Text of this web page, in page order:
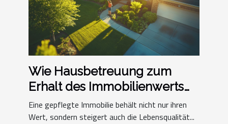
Wie Hausbetreuung zum
Erhalt des Immobilienwerts
beiträgt
Eine gepflegte Immobilie behält nicht nur ihren
Wert, sondern steigert auch die Lebensqualität...